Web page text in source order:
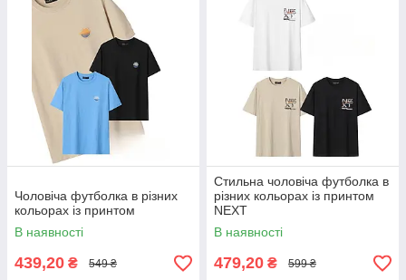
Чоловіча футболка в різних
кольорах із принтом
В наявності
439,20 ₴ 549 ₴
Стильна чоловіча футболка в
різних кольорах із принтом
NEXT
В наявності
479,20 ₴ 599 ₴